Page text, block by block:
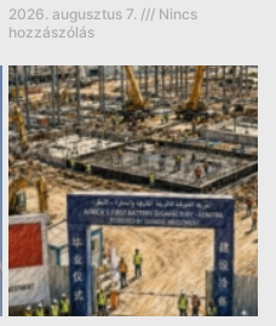
2026. augusztus 7.
Nincs
hozzászólás